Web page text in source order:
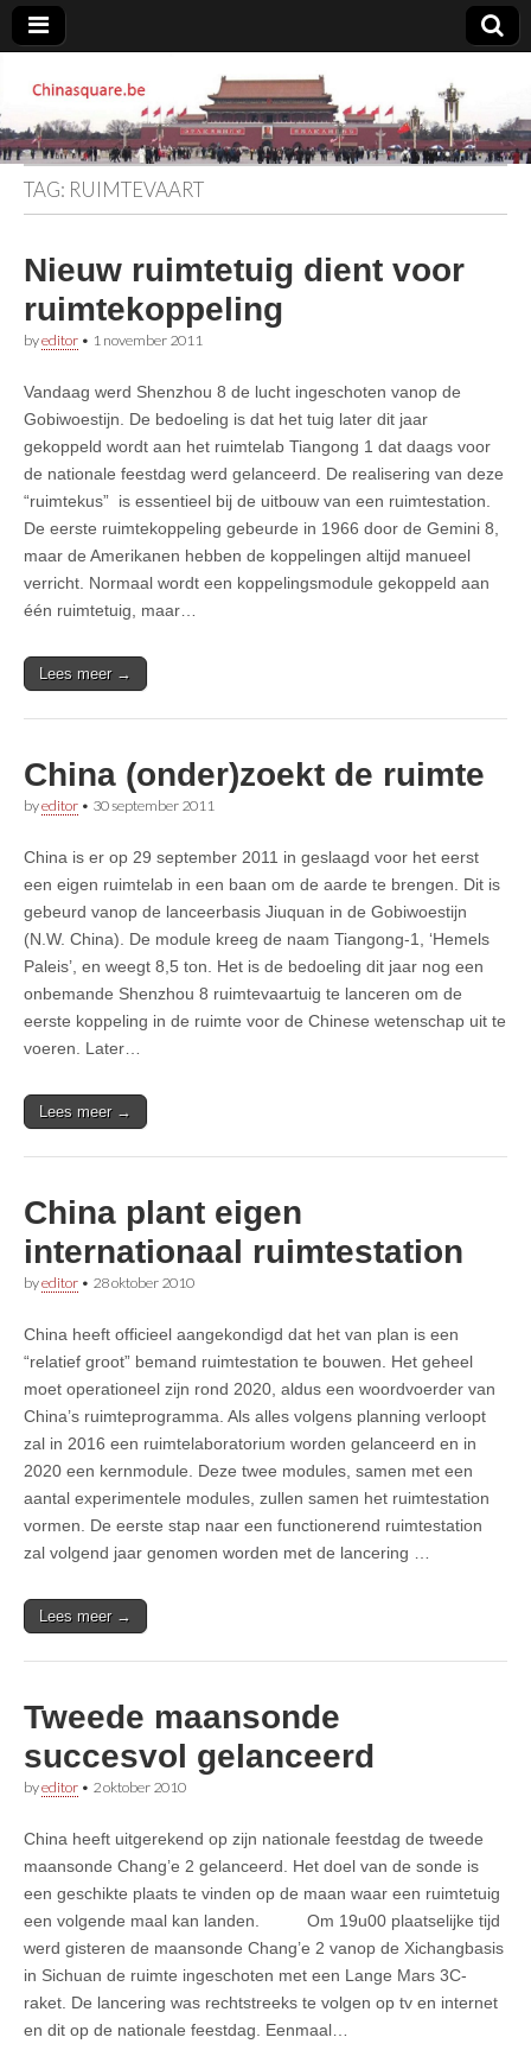
Chinasquare.be
TAG: RUIMTEVAART
Nieuw ruimtetuig dient voor
ruimtekoppeling
byeditor • 1 november 2011
Vandaag werd Shenzhou 8 de lucht ingeschoten vanop de
Gobiwoestijn. De bedoeling is dat het tuig later dit jaar
gekoppeld wordt aan het ruimtelab Tiangong 1 dat daags voor
de nationale feestdag werd gelanceerd. De realisering van deze
“ruimtekus” is essentieel bij de uitbouw van een ruimtestation.
De eerste ruimtekoppeling gebeurde in 1966 door de Gemini 8,
maar de Amerikanen hebben de koppelingen altijd manueel
verricht. Normaal wordt een koppelingsmodule gekoppeld aan
één ruimtetuig, maar…
Lees meer →
China (onder)zoekt de ruimte
byeditor • 30 september 2011
China is er op 29 september 2011 in geslaagd voor het eerst
een eigen ruimtelab in een baan om de aarde te brengen. Dit is
gebeurd vanop de lanceerbasis Jiuquan in de Gobiwoestijn
(N.W. China). De module kreeg de naam Tiangong-1, ‘Hemels
Paleis’, en weegt 8,5 ton. Het is de bedoeling dit jaar nog een
onbemande Shenzhou 8 ruimtevaartuig te lanceren om de
eerste koppeling in de ruimte voor de Chinese wetenschap uit te
voeren. Later…
Lees meer →
China plant eigen
internationaal ruimtestation
byeditor • 28 oktober 2010
China heeft officieel aangekondigd dat het van plan is een
“relatief groot” bemand ruimtestation te bouwen. Het geheel
moet operationeel zijn rond 2020, aldus een woordvoerder van
China’s ruimteprogramma. Als alles volgens planning verloopt
zal in 2016 een ruimtelaboratorium worden gelanceerd en in
2020 een kernmodule. Deze twee modules, samen met een
aantal experimentele modules, zullen samen het ruimtestation
vormen. De eerste stap naar een functionerend ruimtestation
zal volgend jaar genomen worden met de lancering …
Lees meer →
Tweede maansonde
succesvol gelanceerd
byeditor • 2 oktober 2010
China heeft uitgerekend op zijn nationale feestdag de tweede
maansonde Chang’e 2 gelanceerd. Het doel van de sonde is
een geschikte plaats te vinden op de maan waar een ruimtetuig
een volgende maal kan landen. Om 19u00 plaatselijke tijd
werd gisteren de maansonde Chang’e 2 vanop de Xichangbasis
in Sichuan de ruimte ingeschoten met een Lange Mars 3C-
raket. De lancering was rechtstreeks te volgen op tv en internet
en dit op de nationale feestdag. Eenmaal…